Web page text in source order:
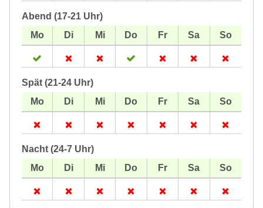
Abend (17-21 Uhr)
Spät (21-24 Uhr)
Nacht (24-7 Uhr)